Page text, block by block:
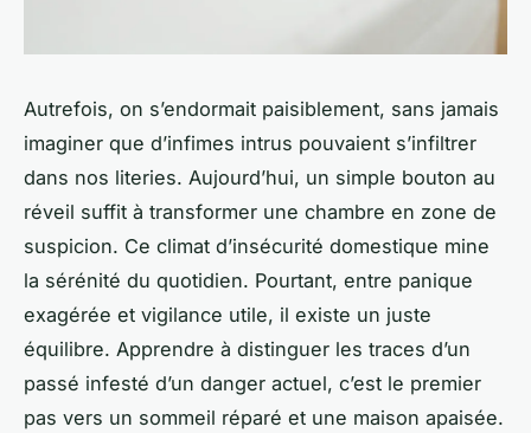
Autrefois, on s’endormait paisiblement, sans jamais
imaginer que d’infimes intrus pouvaient s’infiltrer
dans nos literies. Aujourd’hui, un simple bouton au
réveil suffit à transformer une chambre en zone de
suspicion. Ce climat d’insécurité domestique mine
la sérénité du quotidien. Pourtant, entre panique
exagérée et vigilance utile, il existe un juste
équilibre. Apprendre à distinguer les traces d’un
passé infesté d’un danger actuel, c’est le premier
pas vers un sommeil réparé et une maison apaisée.